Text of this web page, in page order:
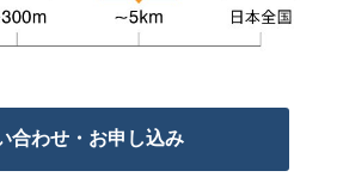
合わせ・お申し込み